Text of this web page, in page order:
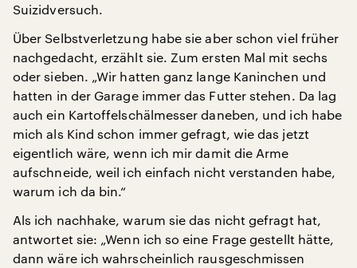
Suizidversuch.
Über Selbstverletzung habe sie aber schon viel früher
nachgedacht, erzählt sie. Zum ersten Mal mit sechs
oder sieben. „Wir hatten ganz lange Kaninchen und
hatten in der Garage immer das Futter stehen. Da lag
auch ein Kartoffelschälmesser daneben, und ich habe
mich als Kind schon immer gefragt, wie das jetzt
eigentlich wäre, wenn ich mir damit die Arme
aufschneide, weil ich einfach nicht verstanden habe,
warum ich da bin.“
Als ich nachhake, warum sie das nicht gefragt hat,
antwortet sie: „Wenn ich so eine Frage gestellt hätte,
dann wäre ich wahrscheinlich rausgeschmissen